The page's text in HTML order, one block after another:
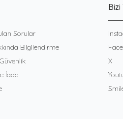
Sorular
Bilgilendirme
İade
Bizi
X